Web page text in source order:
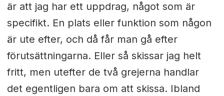
är att jag har ett uppdrag, något som är
specifikt. En plats eller funktion som någon
är ute efter, och då får man gå efter
förutsättningarna. Eller så skissar jag helt
fritt, men utefter de två grejerna handlar
det egentligen bara om att skissa. Ibland